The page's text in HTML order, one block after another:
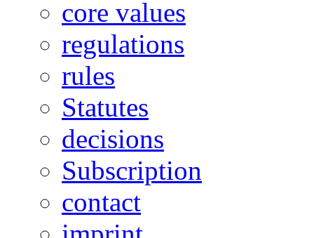
core values
regulations
rules
Statutes
decisions
Subscription
contact